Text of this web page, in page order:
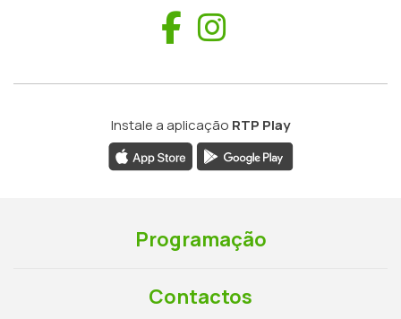
Facebook
Instale a aplicação RTP Play
Programação
Contactos